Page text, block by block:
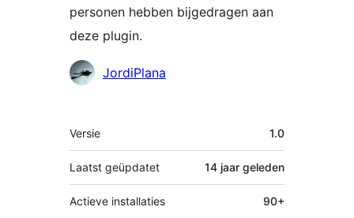
personen hebben bijgedragen aan
deze plugin.
BijdragersJordiPlana
Meta
Versie 1.0
Laatst geüpdatet 14 jaar geleden
Actieve installaties 90+